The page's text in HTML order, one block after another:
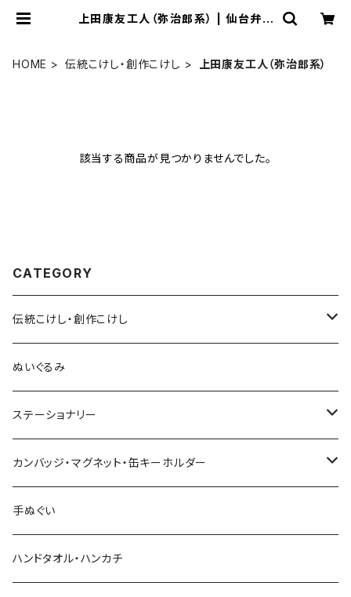
上田康友工人（弥治郎系） | 仙台弁こ
HOME 伝統こけし・創作こけし 上田康友工人（弥治郎系）
該当する商品が見つかりませんでした。
CATEGORY
伝統こけし・創作こけし
木村敦工人（弥治郎系）
池内潮音工人（弥治郎系）
上田康友工人（弥治郎系）
新山真由美工人（弥治郎系）
新山吉紀工人（弥治郎系）
ぬいぐるみ
ステーショナリー
アクリルキーホルダー
シール
ポストカード
カンバッジ・マグネット・缶キーホルダー
バッジ
マグネット
手ぬぐい
ハンドタオル・ハンカチ